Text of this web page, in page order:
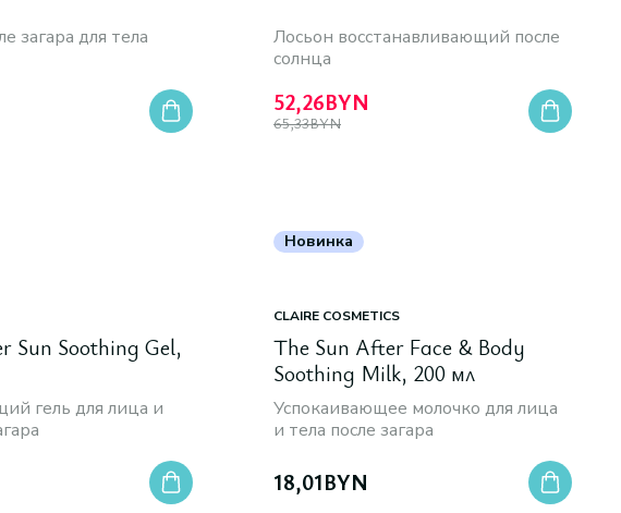
загара для тела
Лосьон восстанавливающий после
солнца
52,26BYN
65,33BYN
Sun Soothing Gel,
гель для лица и
Новинка
CLAIRE COSMETICS
The Sun After Face & Body
Soothing Milk, 200 мл
Успокаивающее молочко для лица
и тела после загара
18,01BYN